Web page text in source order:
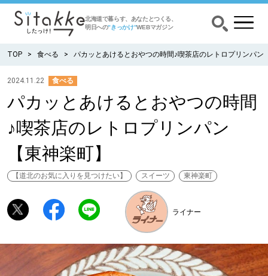
北海道で暮らす、あなたとつくる、
明日への”きっかけ”WEBマガジン
CATEGORY カテゴリー
食べる
出かける
暮らす
育む
TOP 食べる パカッとあけるとおやつの時間♪喫茶店のレトロプリンパン
2024.11.22 食べる
パカッとあけるとおやつの時間
♪喫茶店のレトロプリンパン
【東神楽町】
【道北のお気に入りを見つけたい】 スイーツ 東神楽町
ライナー